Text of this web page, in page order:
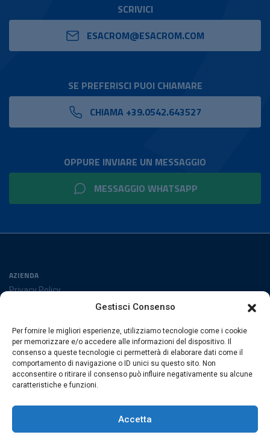
Gestisci Consenso
Per fornire le migliori esperienze, utilizziamo tecnologie come i cookie
per memorizzare e/o accedere alle informazioni del dispositivo. Il
consenso a queste tecnologie ci permetterà di elaborare dati come il
comportamento di navigazione o ID unici su questo sito. Non
acconsentire o ritirare il consenso può influire negativamente su alcune
caratteristiche e funzioni.
Accetta
SCRIVICI
ESACROM@ESACROM.COM
SE PREFERISCI PUOI CHIAMARE
CHIAMA +39.0542.643527
OPPURE INVIARE UN MESSAGGIO
MESSAGGIO WHATSAPP
AZIENDA
Privacy Policy
SEGUICI SUI SOCIAL